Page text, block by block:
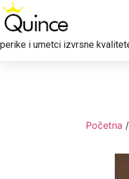
perike i umetci izvrsne
Početna /